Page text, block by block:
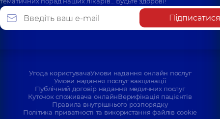
Підписатися
Угода користувачаУмови надання онлайн послуг
Умови надання послуг вакцинації
Публічний договір надання медичних послуг
Куточок споживача онлайнВерифікація пацієнтів
Правила внутрішнього розпорядку
Політика приватності та використання файлів cookie